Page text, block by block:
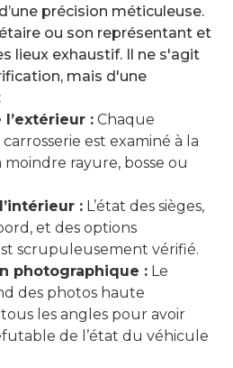
précision méticuleuse.
ou son représentant et
lieux exhaustif. Il ne s'agit
mais d'une
: Chaque
est examiné à la
rayure, bosse ou
: L’état des sièges,
et des options
scrupuleusement vérifié.
photographique : Le
des photos haute
les angles pour avoir
de l’état du véhicule